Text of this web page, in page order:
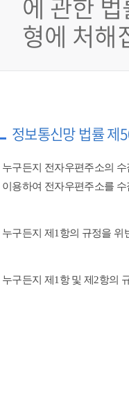
형에 처해
정보통신망 법률 제
누구든지 전자우편주소의
이용하여 전자우편주소를
누구든지 제1항의 규정을 위
누구든지 제1항 및 제2항의